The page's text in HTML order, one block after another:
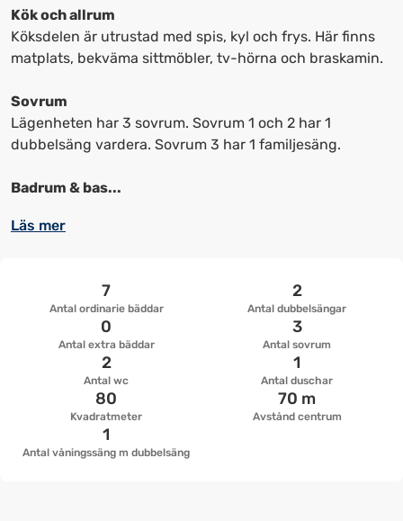
för
att
ändra
att
ändra
Kök och allrum
Köksdelen är utrustad med spis, kyl och frys. Här finns
matplats, bekväma sittmöbler, tv-hörna och braskamin.
Sovrum
Lägenheten har 3 sovrum. Sovrum 1 och 2 har 1
dubbelsäng vardera. Sovrum 3 har 1 familjesäng.
Badrum & bas...
Läs mer
Antal ordinarie bäddar
7
Antal dubbelsängar
2
Antal extra bäddar
0
Antal sovrum
3
Antal wc
2
Antal duschar
1
Kvadratmeter
80
Avstånd centrum
70 m
Antal våningssäng m dubbelsäng
1